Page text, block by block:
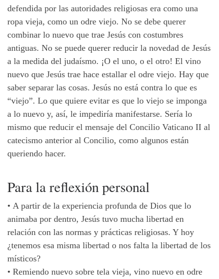
defendida por las autoridades religiosas era como una
ropa vieja, como un odre viejo. No se debe querer
combinar lo nuevo que trae Jesús con costumbres
antiguas. No se puede querer reducir la novedad de Jesús
a la medida del judaísmo. ¡O el uno, o el otro! El vino
nuevo que Jesús trae hace estallar el odre viejo. Hay que
saber separar las cosas. Jesús no está contra lo que es
“viejo”. Lo que quiere evitar es que lo viejo se imponga
a lo nuevo y, así, le impediría manifestarse. Sería lo
mismo que reducir el mensaje del Concilio Vaticano II al
catecismo anterior al Concilio, como algunos están
queriendo hacer.
Paralareflexiónpersonal
• A partir de la experiencia profunda de Dios que lo
animaba por dentro, Jesús tuvo mucha libertad en
relación con las normas y prácticas religiosas. Y hoy
¿tenemos esa misma libertad o nos falta la libertad de los
místicos?
• Remiendo nuevo sobre tela vieja, vino nuevo en odre